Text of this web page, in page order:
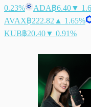
0.23%
ADA฿6.40▼
AVAX฿222.82 ▲ 1.65%
KUB฿20.40▼ 0.91%